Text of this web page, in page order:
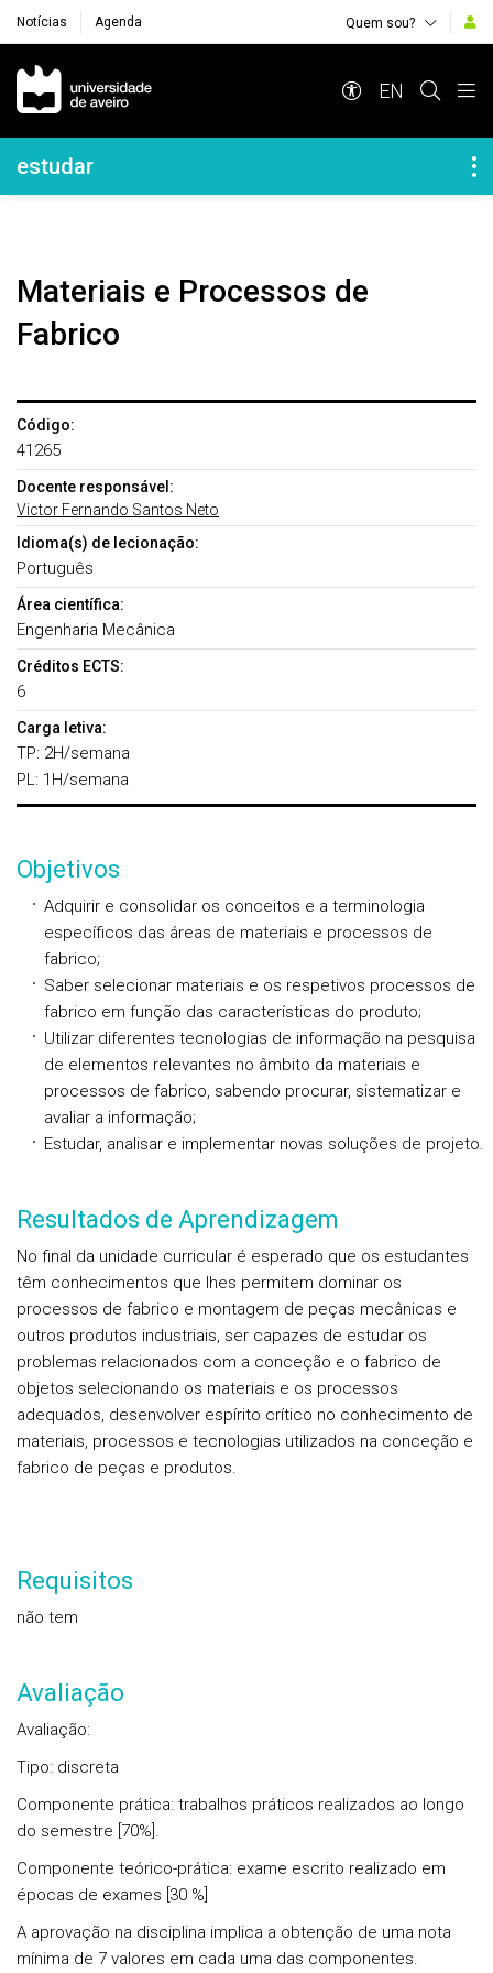
Notícias Agenda Quem sou?
Navegação Principal
EN
Navegação Lateral
estudar
Materiais e Processos de
Fabrico
Código:
41265
Docente responsável:
Victor Fernando Santos Neto
Idioma(s) de lecionação:
Português
Área científica:
Engenharia Mecânica
Créditos ECTS:
6
Carga letiva:
TP: 2H/semana
PL: 1H/semana
Objetivos
Adquirir e consolidar os conceitos e a terminologia
específicos das áreas de materiais e processos de
fabrico;
Saber selecionar materiais e os respetivos processos de
fabrico em função das características do produto;
Utilizar diferentes tecnologias de informação na pesquisa
de elementos relevantes no âmbito da materiais e
processos de fabrico, sabendo procurar, sistematizar e
avaliar a informação;
Estudar, analisar e implementar novas soluções de projeto.
Resultados de Aprendizagem
No final da unidade curricular é esperado que os estudantes
têm conhecimentos que lhes permitem dominar os
processos de fabrico e montagem de peças mecânicas e
outros produtos industriais, ser capazes de estudar os
problemas relacionados com a conceção e o fabrico de
objetos selecionando os materiais e os processos
adequados, desenvolver espírito crítico no conhecimento de
materiais, processos e tecnologias utilizados na conceção e
fabrico de peças e produtos.
Requisitos
não tem
Avaliação
Avaliação:
Tipo: discreta
Componente prática: trabalhos práticos realizados ao longo
do semestre [70%].
Componente teórico-prática: exame escrito realizado em
épocas de exames [30 %]
A aprovação na disciplina implica a obtenção de uma nota
mínima de 7 valores em cada uma das componentes.